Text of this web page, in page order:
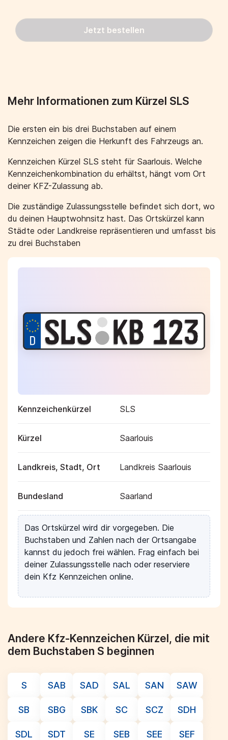
Jetzt bestellen
Mehr Informationen zum Kürzel SLS
Die ersten ein bis drei Buchstaben auf einem
Kennzeichen zeigen die Herkunft des Fahrzeugs an.
Kennzeichen Kürzel SLS steht für Saarlouis. Welche
Kennzeichenkombination du erhältst, hängt vom Ort
deiner KFZ-Zulassung ab.
Die zuständige Zulassungsstelle befindet sich dort, wo
du deinen Hauptwohnsitz hast. Das Ortskürzel kann
Städte oder Landkreise repräsentieren und umfasst bis
zu drei Buchstaben
Kennzeichenkürzel SLS
Kürzel Saarlouis
Landkreis, Stadt, Ort Landkreis Saarlouis
Bundesland Saarland
Das Ortskürzel wird dir vorgegeben. Die
Buchstaben und Zahlen nach der Ortsangabe
kannst du jedoch frei wählen. Frag einfach bei
deiner Zulassungsstelle nach oder reserviere
dein Kfz Kennzeichen online.
Andere Kfz-Kennzeichen Kürzel, die mit
dem Buchstaben S beginnen
S SAB SAD SAL SAN SAW
SB SBG SBK SC SCZ SDH
SDL SDT SE SEB SEE SEF